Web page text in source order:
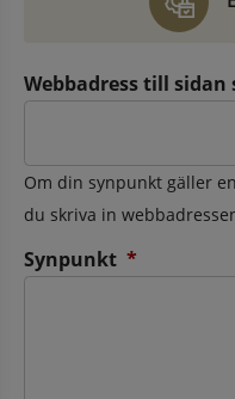
Webbadress till
Om din synpunkt gäller
du skriva in
Synpunkt *